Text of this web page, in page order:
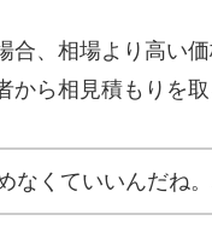
合、相場より高い
ら相見積もりを取
なくていいんだね